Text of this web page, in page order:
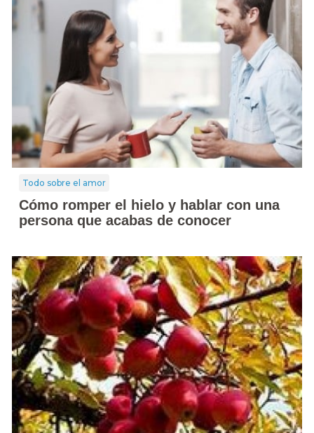
Todo sobre el amor
Cómo romper el hielo y hablar con una
persona que acabas de conocer